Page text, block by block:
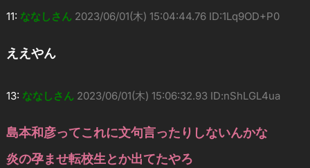
11: ななしさん 2023/06/01(木) 15:04:44.76 ID:1Lq9OD+P0
ええやん
13: ななしさん 2023/06/01(木) 15:06:32.93 ID:nShLGL4ua
島本和彦ってこれに文句言ったりしないんかな
炎の孕ませ転校生とか出てたやろ